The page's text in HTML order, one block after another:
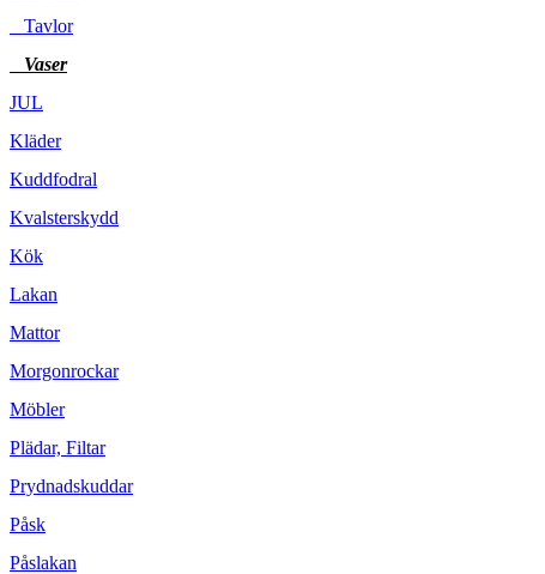
Tavlor
Vaser
JUL
Kläder
Kuddfodral
Kvalsterskydd
Kök
Lakan
Mattor
Morgonrockar
Möbler
Plädar, Filtar
Prydnadskuddar
Påsk
Påslakan